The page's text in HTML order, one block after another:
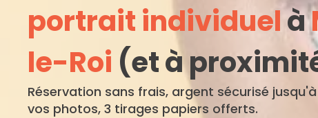
portrait individuelà
le-Roi (et à
Réservation sans frais, argent sécurisé
vos photos, 3 tirages papiers offerts.